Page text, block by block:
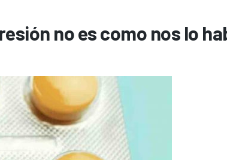
no es como nos lo